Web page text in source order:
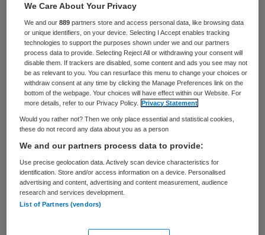
Mundipharma onder 8000 astmapatiënten
in elf Europese landen. Aan het onderzoek
hebben 855 Nederlandse astmapatiënten
meegedaan. Uit het onderzoek blijkt ook
dat de meeste mensen met astma zichzelf
niet als patiënt beschouwen en als
“normale” mensen willen leven. Verder vindt
controle heeft. Toch geeft bijna de helft
van de Nederlanders aan
ademhalingsklachten te hebben of
benauwd te zijn na lichte inspanning. Acht
van de tien astmapatiënten hebben één of
We Care About Your Privacy
We and our889 partners store and access personal data, like browsing data
or unique identifiers, on your device. Selecting I Accept enables tracking
technologies to support the purposes shown under we and our partners
process data to provide. Selecting Reject All or withdrawing your consent will
disable them. If trackers are disabled, some content and ads you see may not
be as relevant to you. You can resurface this menu to change your choices or
withdraw consent at any time by clicking the Manage Preferences link on the
bottom of the webpage. Your choices will have effect within our Website. For
more details, refer to our Privacy Policy.
Privacy Statement
Would you rather not? Then we only place essential and statistical cookies,
these do not record any data about you as a person
We and our partners process data to provide:
Use precise geolocation data. Actively scan device characteristics for
identification. Store and/or access information on a device. Personalised
advertising and content, advertising and content measurement, audience
research and services development.
List of Partners (vendors)